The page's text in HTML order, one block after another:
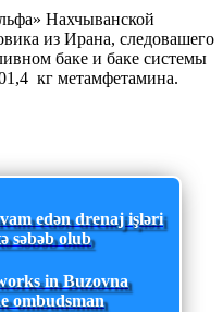
Нахчыванской
из Ирана, следовашего
баке и баке системы
кг метамфетамина.
edən drenaj işləri
səbəb olub
in Buzovna
ombudsman